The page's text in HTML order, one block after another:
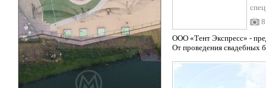
8
ООО «Тент Экспресс» -
От проведения свадебных